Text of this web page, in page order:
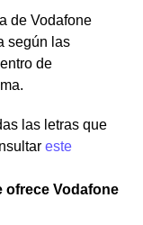
de Vodafone
según las
de
las letras que
este
ofrece Vodafone